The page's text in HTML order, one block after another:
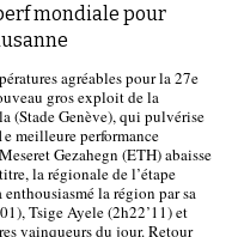
mondiale pour
agréables pour la 27e
gros exploit de la
(Stade Genève), qui pulvérise
meilleure performance
Gezahegn (ETH) abaisse
la régionale de l’étape
la région par sa
Tsige Ayele (2h22’11) et
vainqueurs du jour. Retour